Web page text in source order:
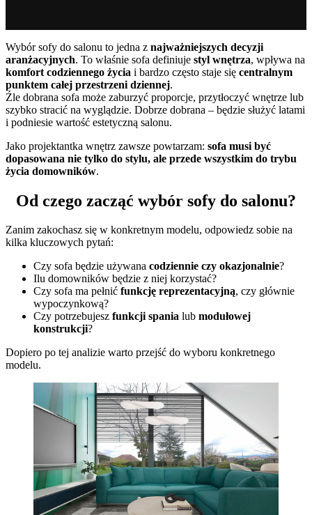
Wybór sofy do salonu to jedna z najważniejszych decyzji
aranżacyjnych. To właśnie sofa definiuje styl wnętrza, wpływa na
komfort codziennego życia i bardzo często staje się centralnym
punktem całej przestrzeni dziennej.
Źle dobrana sofa może zaburzyć proporcje, przytłoczyć wnętrze lub
szybko stracić na wyglądzie. Dobrze dobrana – będzie służyć latami
i podniesie wartość estetyczną salonu.
Jako projektantka wnętrz zawsze powtarzam: sofa musi być
dopasowana nie tylko do stylu, ale przede wszystkim do trybu
życia domowników.
Od czego zacząć wybór sofy do salonu?
Zanim zakochasz się w konkretnym modelu, odpowiedz sobie na
kilka kluczowych pytań:
Czy sofa będzie używana codziennie czy okazjonalnie?
Ilu domowników będzie z niej korzystać?
Czy sofa ma pełnić funkcję reprezentacyjną, czy głównie
wypoczynkową?
Czy potrzebujesz funkcji spania lub modułowej
konstrukcji?
Dopiero po tej analizie warto przejść do wyboru konkretnego
modelu.